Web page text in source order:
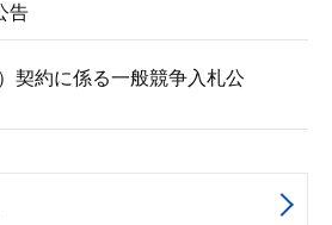
告
契約に係る一般競争入札公